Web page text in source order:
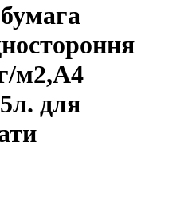
м2,A4
для